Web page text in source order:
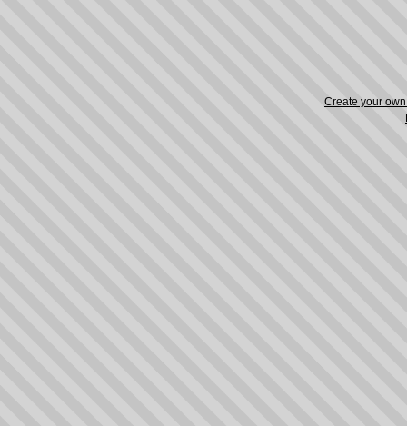
Create your